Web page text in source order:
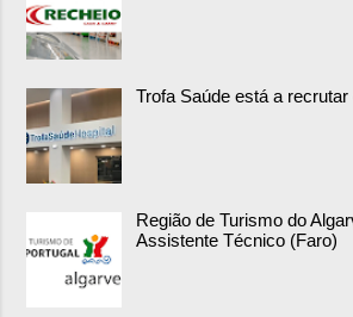
Trofa Saúde está a
Região de Turismo do
Assistente Técnico (Faro)